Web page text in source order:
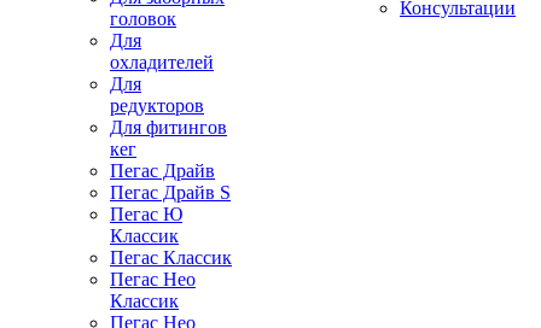
головок
Для
охладителей
Для
редукторов
Для фитингов
кег
Пегас Драйв
Пегас Драйв S
Пегас Ю
Классик
Пегас Классик
Пегас Нео
Классик
Пегас Нео
Консультации